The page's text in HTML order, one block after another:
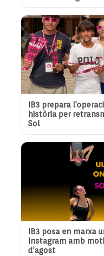
IB3 prepara
història per
Sol
IB3 posa en marxa
Instagram amb
d’agost